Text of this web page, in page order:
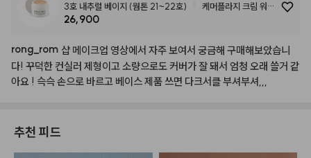
3호 내추럴 베이지 (웜톤 21~22호)
케머플라지 크림 워터
프루프 컨실러
26,900
rong rom 샵 메이크업 영상에서 자주보여서 궁금해 구매해보았습니
다! 꾸덕한 컨실러 제형이고소량으로도 커버가잘돼서 엄청 오래 쓸거 같
아요 ! 슥슥손으로 바르고 베이스제품 쓰면 다크서클부셔부셔,,,
추천 피드